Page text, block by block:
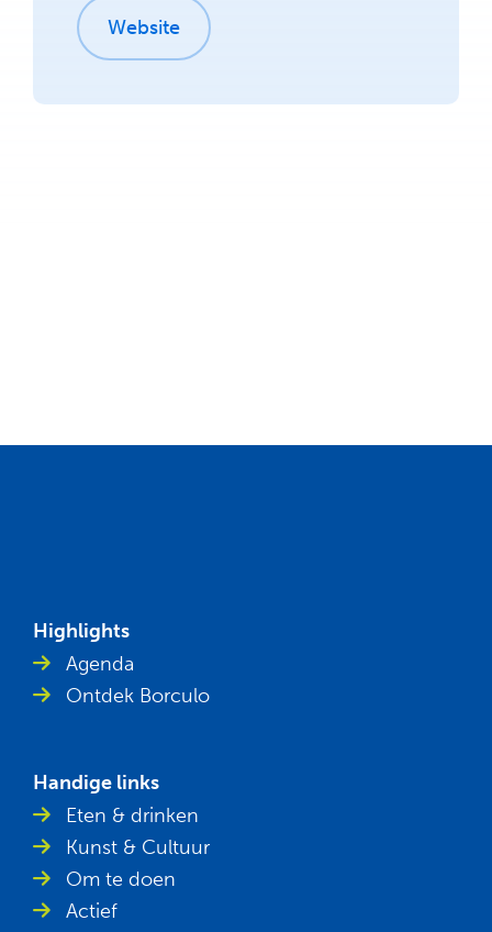
Website
Highlights
Agenda
Ontdek Borculo
Handige links
Eten & drinken
Kunst & Cultuur
Om te doen
Actief